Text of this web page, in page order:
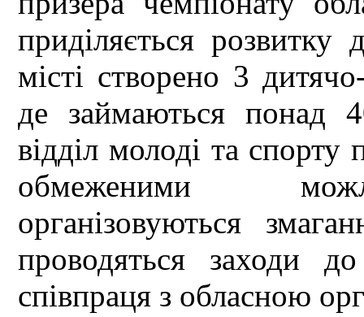
приділяється
місті створено 3
де займаються понад
відділ молоді та
обмеженими
організовуються
проводяться заходи
співпраця з обласною